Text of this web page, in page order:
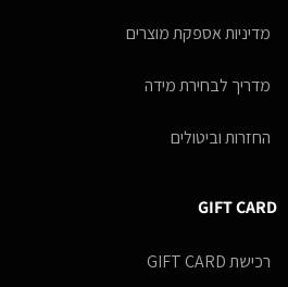
מדיניות אספקת מוצרים
מדריך לבחירת מידה
החזרות וביטולים
GIFT CARD
רכישת GIFT CARD